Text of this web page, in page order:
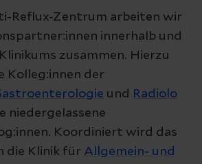
Reflux-Zentrum arbeiten wir
innerhalb und
zusammen. Hierzu
Kolleg:innen der
und
Radiolo
niedergelassene
Koordiniert wird das
die Klinik für Allgemein- und